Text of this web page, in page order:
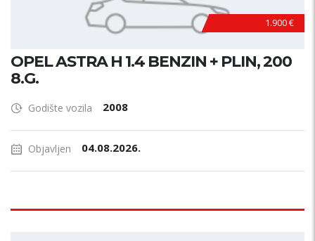
1.900 €
OPEL ASTRA H 1.4 BENZIN + PLIN, 200
8.G.
Godište vozila 2008
Objavljen 04.08.2026.